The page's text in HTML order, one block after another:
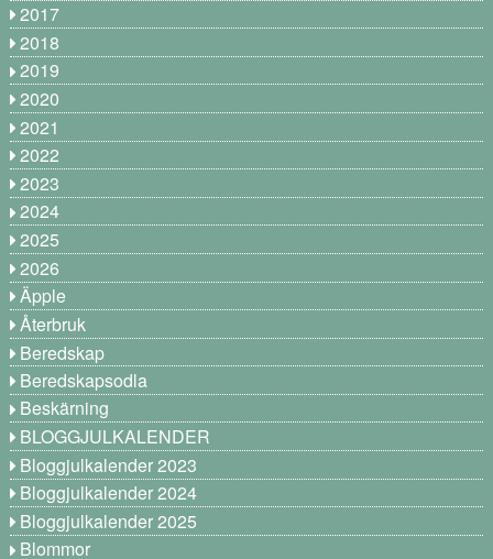
2017
2018
2019
2020
2021
2022
2023
2024
2025
2026
Äpple
Återbruk
Beredskap
Beredskapsodla
Beskärning
BLOGGJULKALENDER
Bloggjulkalender 2023
Bloggjulkalender 2024
Bloggjulkalender 2025
Blommor